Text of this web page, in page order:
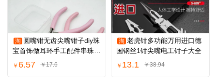
淘 圆嘴钳无齿尖嘴钳子diy珠
宝首饰做耳环手工配件串珠弯
钩绕线工具
￥ 6.57 ￥17.6
淘 老虎钳多功能万用进口德
国钢丝1钳尖嘴电工钳子大全
￥ 13.1 ￥38.94